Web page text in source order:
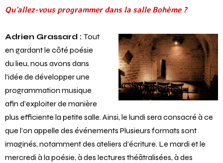
Qu’allez-vous programmer dans la salle Bohème ?
Adrien Grassard : Tout
en gardant le côté poésie
du lieu, nous avons dans
l’idée de développer une
programmation musique
afin d’exploiter de manière
plus efficiente la petite salle. Ainsi, le lundi sera consacré à ce
que l’on appelle des événements Plusieurs formats sont
imaginés, notamment des ateliers d’écriture. Le mardi et le
mercredi à la poésie, à des lectures théâtralisées, à des